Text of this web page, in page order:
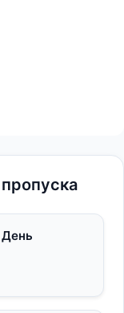
День